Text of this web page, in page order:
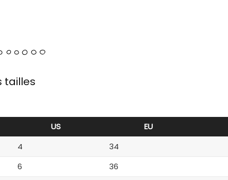
tailles
US
EU
4
34
6
36